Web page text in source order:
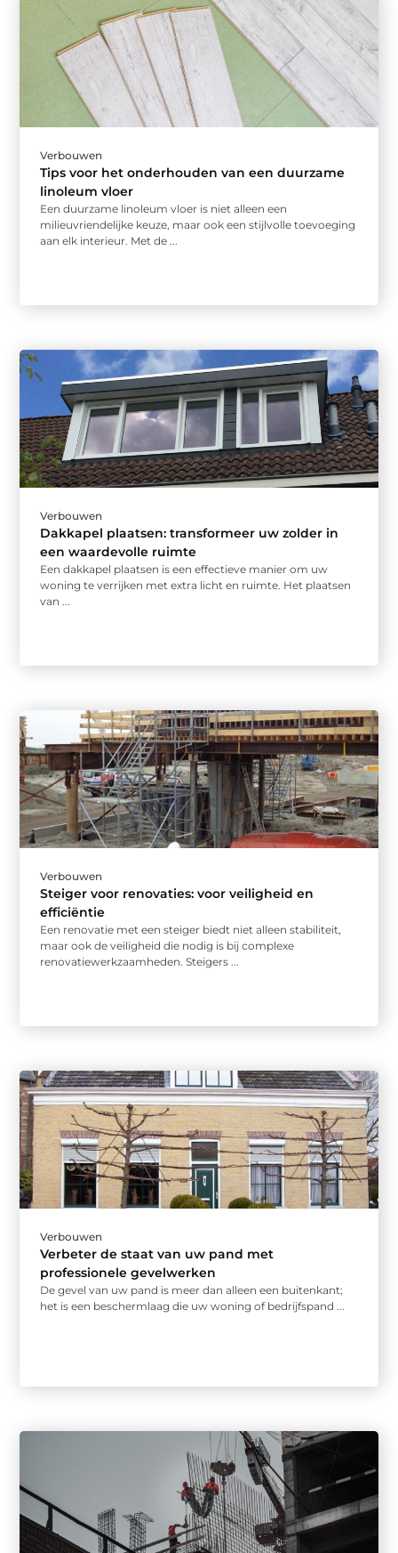
Verbouwen
Tips voor het onderhouden van een duurzame
linoleum vloer
Een duurzame linoleum vloer is niet alleen een
milieuvriendelijke keuze, maar ook een stijlvolle toevoeging
aan elk interieur. Met de ...
Verbouwen
Dakkapel plaatsen: transformeer uw zolder in
een waardevolle ruimte
Een dakkapel plaatsen is een effectieve manier om uw
woning te verrijken met extra licht en ruimte. Het plaatsen
van ...
Verbouwen
Steiger voor renovaties: voor veiligheid en
efficiëntie
Een renovatie met een steiger biedt niet alleen stabiliteit,
maar ook de veiligheid die nodig is bij complexe
renovatiewerkzaamheden. Steigers ...
Verbouwen
Verbeter de staat van uw pand met
professionele gevelwerken
De gevel van uw pand is meer dan alleen een buitenkant;
het is een beschermlaag die uw woning of bedrijfspand ...